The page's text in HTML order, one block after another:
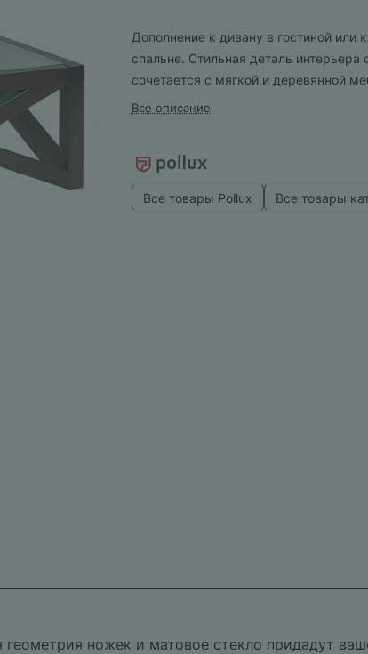
Дополнение к дивану в гостиной или
спальне. Стильная деталь интерьера
сочетается с мягкой и деревянной
Все описание
Все товары Pollux Все товары
ножек и матовое стекло придадут